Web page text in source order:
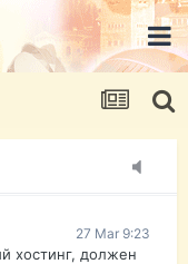
pasport-ua.com/
и форум
27 Mar 9:23
хостинг, должен